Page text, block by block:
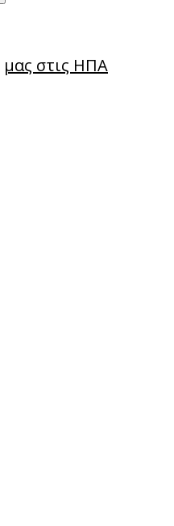
μας στις ΗΠΑ